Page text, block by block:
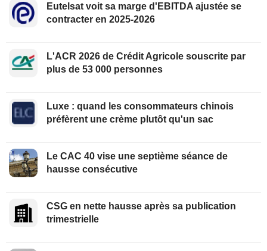
Eutelsat voit sa marge d'EBITDA ajustée se
contracter en 2025-2026
L'ACR 2026 de Crédit Agricole souscrite par
plus de 53 000 personnes
Luxe : quand les consommateurs chinois
préfèrent une crème plutôt qu'un sac
Le CAC 40 vise une septième séance de
hausse consécutive
CSG en nette hausse après sa publication
trimestrielle